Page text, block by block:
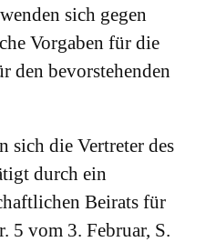
sich gegen
Vorgaben für die
den bevorstehenden
sich die Vertreter des
durch ein
Beirats für
vom 3. Februar, S.